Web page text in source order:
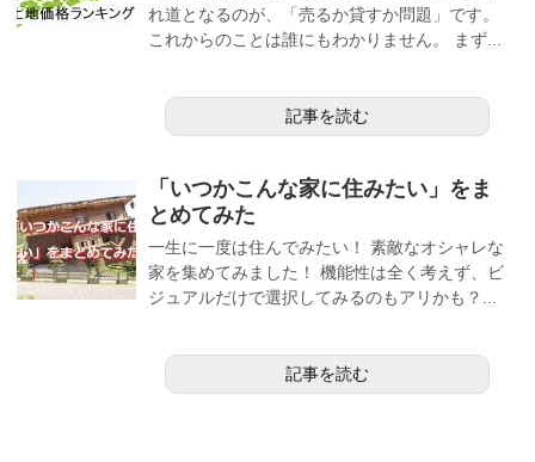
れ道となるのが、「売るか貸すか問題」です。
これからのことは誰にもわかりません。 まず...
記事を読む
「いつかこんな家に住みたい」をま
とめてみた
一生に一度は住んでみたい！ 素敵なオシャレな
家を集めてみました！ 機能性は全く考えず、ビ
ジュアルだけで選択してみるのもアリかも？...
記事を読む